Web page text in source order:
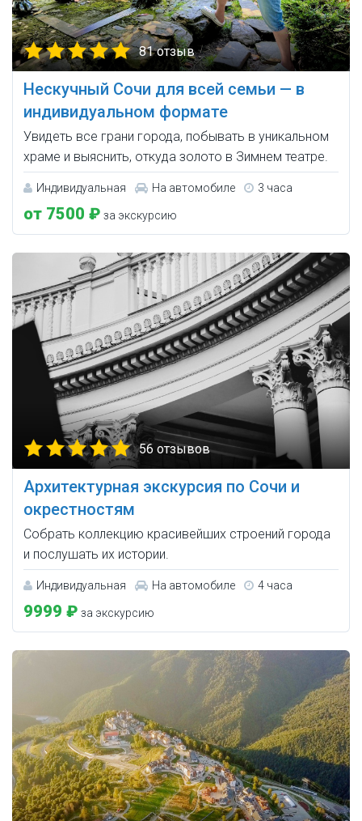
81 отзыв
Нескучный Сочи для всей семьи — в
индивидуальном формате
Увидеть все грани города, побывать в уникальном
храме и выяснить, откуда золото в Зимнем театре.
Индивидуальная На автомобиле 3 часа
от 7500 ₽ за экскурсию
56 отзывов
Архитектурная экскурсия по Сочи и
окрестностям
Собрать коллекцию красивейших строений города
и послушать их истории.
Индивидуальная На автомобиле 4 часа
9999 ₽ за экскурсию